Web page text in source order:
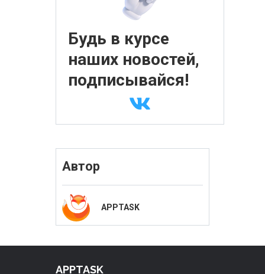
Будь в курсе
наших новостей,
подписывайся!
Автор
APPTASK
APPTASK